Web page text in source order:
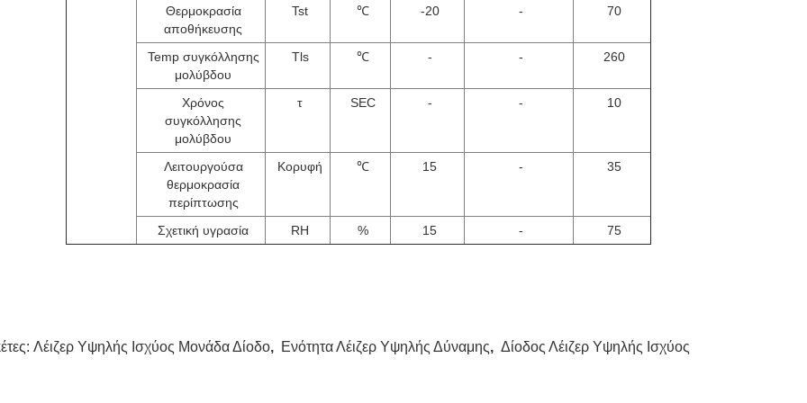
Θερμοκρασία
αποθήκευσης
Tst ℃ -20 - 70
Temp συγκόλλησης
μολύβδου
Tls ℃ - - 260
Χρόνος
συγκόλλησης
μολύβδου
τ SEC - - 10
Λειτουργούσα
θερμοκρασία
περίπτωσης
Κορυφή ℃ 15 - 35
Σχετική υγρασία RH % 15 - 75
Λέιζερ Υψηλής Ισχύος Μονάδα Δίοδο, Ενότητα Λέιζερ Υψηλής Δύναμης, Δίοδος Λέιζερ Υψηλής Ισχύος